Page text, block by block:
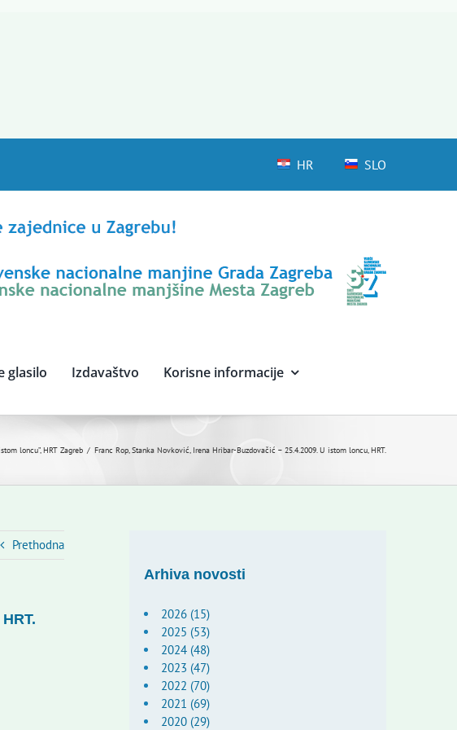
HR SLO
glasilo Izdavaštvo Korisne informacije
loncu”, HRT Zagreb Franc Rop, Stanka Novković, Irena Hribar-Buzdovačić – 25.4.2009. U istom loncu, HRT.
Prethodna
Arhiva novosti
2026 (15)
2025 (53)
2024 (48)
2023 (47)
2022 (70)
2021 (69)
2020 (29)